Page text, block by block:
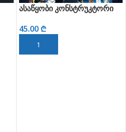
ასაწყობი კონსტრუკტორი
45.00 ₾
ᲙᲐᲚᲐᲗᲐᲨᲘ ᲓᲐᲛᲐᲢᲔᲑᲐ